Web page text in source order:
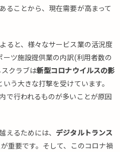
ることから、現在需要が高まって
ると、様々なサービス業の活況度
ツ施設提供業の内訳(利用者数の
クラブは新型コロナウイルスの影
いう大きな打撃を受けています。
で行われるものが多いことが原因
えるためには、 デジタルトランス
重要です。そして、このコロナ禍